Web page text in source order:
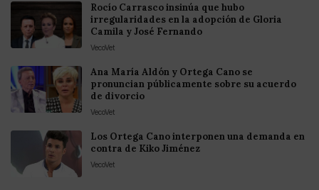
Rocío Carrasco insinúa que hubo
irregularidades en la adopción de Gloria
Camila y José Fernando
VecoVet
Ana María Aldón y Ortega Cano se
pronuncian públicamente sobre su acuerdo
de divorcio
VecoVet
Los Ortega Cano interponen una demanda en
contra de Kiko Jiménez
VecoVet